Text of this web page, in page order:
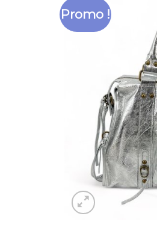
Promo !